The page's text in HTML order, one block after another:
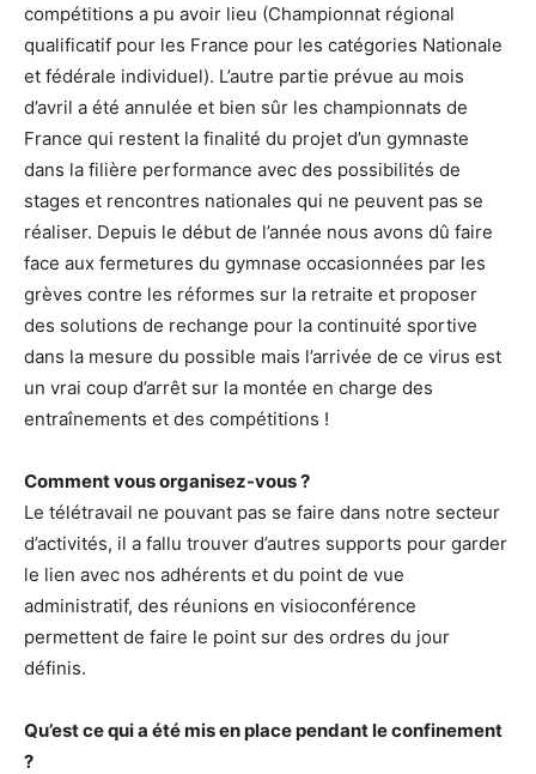
compétitions a pu avoir lieu (Championnat régional
qualificatif pour les France pour les catégories Nationale
et fédérale individuel). L’autre partie prévue au mois
d’avril a été annulée et bien sûr les championnats de
France qui restent la finalité du projet d’un gymnaste
dans la filière performance avec des possibilités de
stages et rencontres nationales qui ne peuvent pas se
réaliser. Depuis le début de l’année nous avons dû faire
face aux fermetures du gymnase occasionnées par les
grèves contre les réformes sur la retraite et proposer
des solutions de rechange pour la continuité sportive
dans la mesure du possible mais l’arrivée de ce virus est
un vrai coup d’arrêt sur la montée en charge des
entraînements et des compétitions !
Comment vous organisez-vous ?
Le télétravail ne pouvant pas se faire dans notre secteur
d’activités, il a fallu trouver d’autres supports pour garder
le lien avec nos adhérents et du point de vue
administratif, des réunions en visioconférence
permettent de faire le point sur des ordres du jour
définis.
Qu’est ce qui a été mis en place pendant le confinement
?